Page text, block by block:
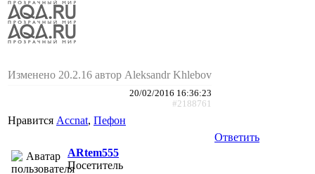
Изменено 20.2.16 автор Aleksandr Khlebov
20/02/2016 16:36:23
#2188761
Нравится Accnat, Пефон
Ответить
ARtem555
Посетитель